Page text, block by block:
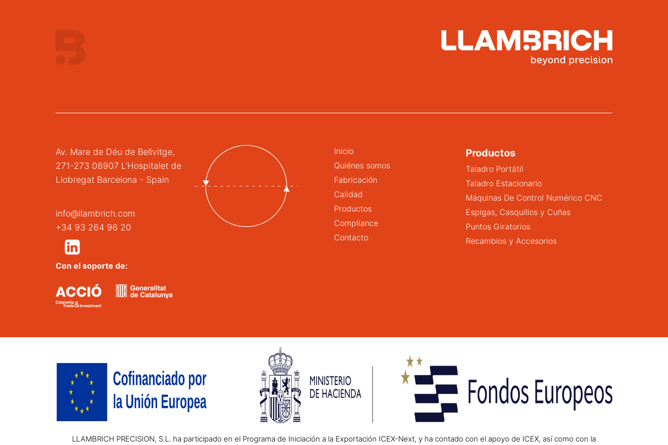
Av. Mare de Déu de Bellvitge,
271-273 08907 L’Hospitalet de
Llobregat Barcelona - Spain
info@llambrich.com
+34 93 264 96 20
Inicio
Quiénes somos
Fabricación
Calidad
Productos
Compliance
Contacto
Productos
Taladro Portátil
Taladro Estacionario
Máquinas De Control Numérico CNC
Espigas, Casquillos y Cuñas
Puntos Giratorios
Recambios y Accesorios
Con el soporte de:
LLAMBRICH PRECISION, S.L. ha participado en el Programa de Iniciación a la Exportación ICEX-Next, y ha contado con el apoyo de ICEX, así como con la